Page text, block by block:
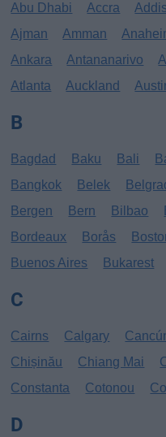
Abu Dhabi Accra
Ajman
Amman
Ankara
Antananarivo
Atlanta
Auckland
B
Bagdad Baku Bali
Bangkok
Belek
Bergen
Bern Bilbao
Bordeaux
Borås
Buenos Aires
Bukarest
C
Cairns Calgary
Chișinău
Chiang Mai
Constanta
Cotonou
D